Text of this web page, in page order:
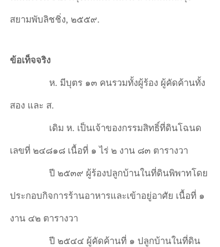
สยามพับลิชชิ่ง, ๒๕๕๙.
ข้อเท็จจริง
ห. มีบุตร ๑๓ คนรวมทั้งผู้ร้อง ผู้คัดค้านทั้ง
สอง และ ส.
เดิม ห. เป็นเจ้าของกรรมสิทธิ์ที่ดินโฉนด
เลขที่ ๒๔๘๑๘ เนื้อที่ ๑ ไร่ ๒ งาน ๘๓ ตารางวา
ปี ๒๕๓๙ ผู้ร้องปลูกบ้านในที่ดินพิพาทโดย
ประกอบกิจการร้านอาหารและเข้าอยู่อาศัย เนื้อที่ ๑
งาน ๔๒ ตารางวา
ปี ๒๕๔๔ ผู้คัดค้านที่ ๑ ปลูกบ้านในที่ดิน